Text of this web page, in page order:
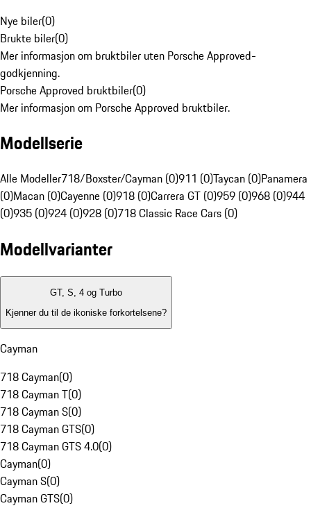
Nye biler(0)
Brukte biler(0)
Mer informasjon om bruktbiler uten Porsche Approved-
godkjenning.
Porsche Approved bruktbiler(0)
Mer informasjon om Porsche Approved bruktbiler.
Modellserie
Alle Modeller718/Boxster/Cayman (0)911 (0)Taycan (0)Panamera
(0)Macan (0)Cayenne (0)918 (0)Carrera GT (0)959 (0)968 (0)944
(0)935 (0)924 (0)928 (0)718 Classic Race Cars (0)
Modellvarianter
GT, S, 4 og Turbo
Kjenner du til de ikoniske forkortelsene?
Cayman
718 Cayman(0)
718 Cayman T(0)
718 Cayman S(0)
718 Cayman GTS(0)
718 Cayman GTS 4.0(0)
Cayman(0)
Cayman S(0)
Cayman GTS(0)